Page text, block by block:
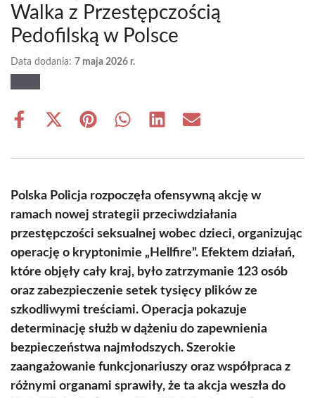
Walka z Przestępczością
Pedofilską w Polsce
Data dodania: 7 maja 2026 r.
Share
Share
(Twitter)
Share Share Share Share
Polska Policja rozpoczęła ofensywną akcję w
ramach nowej strategii przeciwdziałania
przestępczości seksualnej wobec dzieci, organizując
operację o kryptonimie „Hellfire”. Efektem działań,
które objęły cały kraj, było zatrzymanie 123 osób
oraz zabezpieczenie setek tysięcy plików ze
szkodliwymi treściami. Operacja pokazuje
determinację służb w dążeniu do zapewnienia
bezpieczeństwa najmłodszych. Szerokie
zaangażowanie funkcjonariuszy oraz współpraca z
różnymi organami sprawiły, że ta akcja weszła do